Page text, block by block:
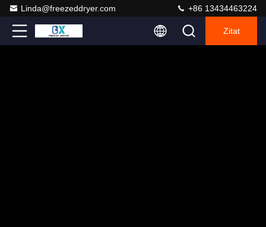
Linda@freezeddryer.com +86 13434463224
Zitat